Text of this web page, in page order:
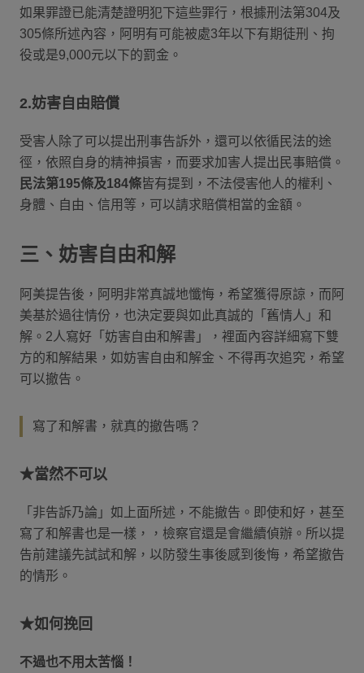
如果罪證已能清楚證明犯下這些罪行，根據刑法第304及
305條所述內容，阿明有可能被處3年以下有期徒刑、拘
役或是9,000元以下的罰金。
2.妨害自由賠償
受害人除了可以提出刑事告訴外，還可以依循民法的途
徑，依照自身的精神損害，而要求加害人提出民事賠償。
民法第195條及184條皆有提到，不法侵害他人的權利、
身體、自由、信用等，可以請求賠償相當的金額。
三、妨害自由和解
阿美提告後，阿明非常真誠地懺悔，希望獲得原諒，而阿
美基於過往情份，也決定要與如此真誠的「舊情人」和
解。2人寫好「妨害自由和解書」，裡面內容詳細寫下雙
方的和解結果，如妨害自由和解金、不得再次追究，希望
可以撤告。
寫了和解書，就真的撤告嗎？
★當然不可以
「非告訴乃論」如上面所述，不能撤告。即使和好，甚至
寫了和解書也是一樣，，檢察官還是會繼續偵辦。所以提
告前建議先試試和解，以防發生事後感到後悔，希望撤告
的情形。
★如何挽回
不過也不用太苦惱！